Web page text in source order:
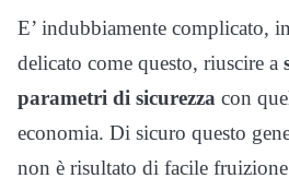
E’ indubbiamente complicato,
delicato come questo, riuscire a
parametri di sicurezza con
economia. Di sicuro questo
non è risultato di facile